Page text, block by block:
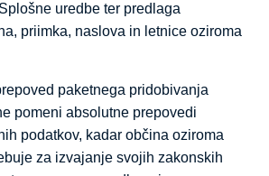
uredbe ter predlaga
priimka, naslova in letnice oziroma
paketnega pridobivanja
pomeni absolutne prepovedi
podatkov, kadar občina oziroma
za izvajanje svojih zakonskih